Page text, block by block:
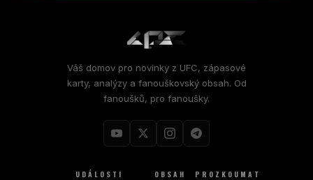
Váš domov pro novinky z UFC, zápasové
karty, analýzy a fanouškovský obsah. Od
fanoušků, pro fanoušky.
UDÁLOSTI OBSAH PROZKOUMAT